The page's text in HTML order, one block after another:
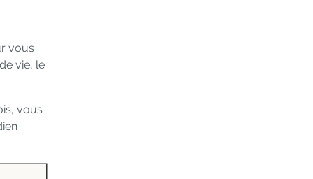
vous
vie, le
vous